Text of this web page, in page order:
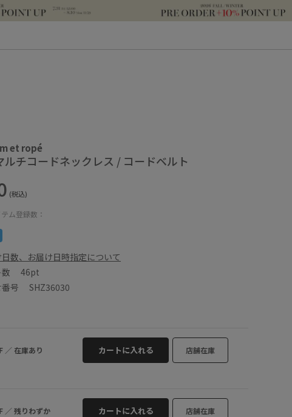
et ropé
ルチコードネックレス / コードベルト
(税込)
ム登録数：
数、お届け日時指定について
数 46pt
番号 SHZ36030
F ／ 在庫あり カートに入れる 店舗在庫
F ／残りわずか カートに入れる 店舗在庫